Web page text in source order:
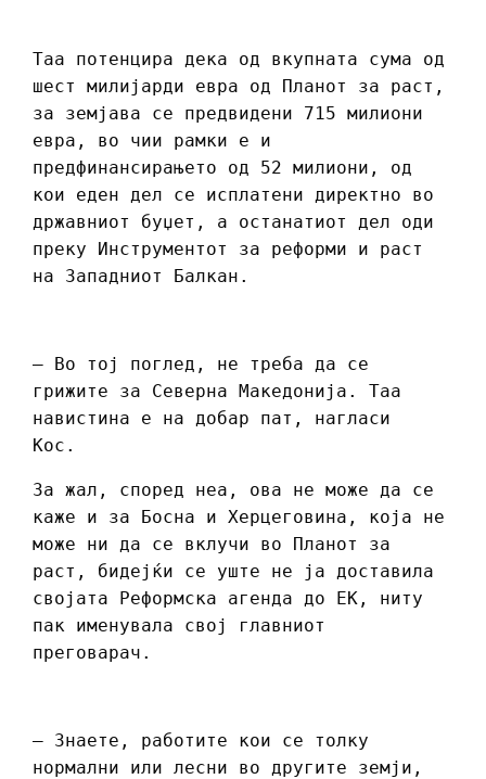
Таа потенцира дека од вкупната сума од
шест милијарди евра од Планот за раст,
за земјава се предвидени 715 милиони
евра, во чии рамки е и
предфинансирањето од 52 милиони, од
кои еден дел се исплатени директно во
државниот буџет, а останатиот дел оди
преку Инструментот за реформи и раст
на Западниот Балкан.
– Во тој поглед, не треба да се
грижите за Северна Македонија. Таа
навистина е на добар пат, нагласи
Кос.
За жал, според неа, ова не може да се
каже и за Босна и Херцеговина, која не
може ни да се вклучи во Планот за
раст, бидејќи се уште не ја доставила
својата Реформска агенда до ЕК, ниту
пак именувала свој главниот
преговарач.
– Знаете, работите кои се толку
нормални или лесни во другите земји,